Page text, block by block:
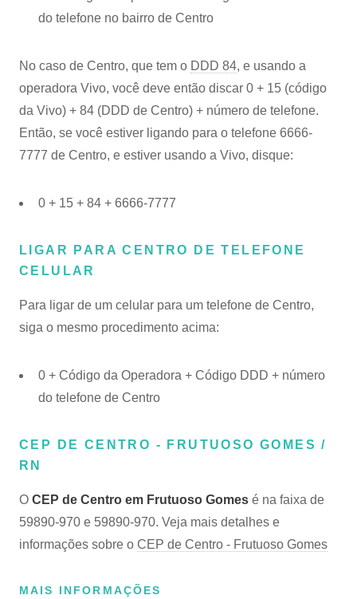
do telefone no bairro de Centro
No caso de Centro, que tem o DDD 84, e usando a
operadora Vivo, você deve então discar 0 + 15 (código
da Vivo) + 84 (DDD de Centro) + número de telefone.
Então, se você estiver ligando para o telefone 6666-
7777 de Centro, e estiver usando a Vivo, disque:
0 + 15 + 84 + 6666-7777
LIGAR PARA CENTRO DE TELEFONE
CELULAR
Para ligar de um celular para um telefone de Centro,
siga o mesmo procedimento acima:
0 + Código da Operadora + Código DDD + número
do telefone de Centro
CEP DE CENTRO - FRUTUOSO GOMES /
RN
O CEP de Centro em Frutuoso Gomes é na faixa de
59890-970 e 59890-970. Veja mais detalhes e
informações sobre o CEP de Centro - Frutuoso Gomes
MAIS INFORMAÇÕES